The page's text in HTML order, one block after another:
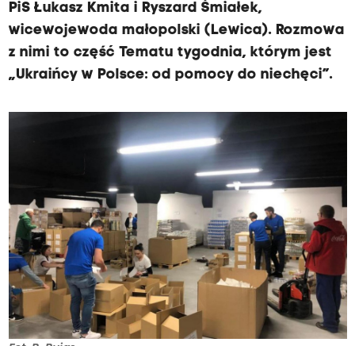
PiS Łukasz Kmita i Ryszard Śmiałek,
wicewojewoda małopolski (Lewica). Rozmowa
z nimi to część Tematu tygodnia, którym jest
„Ukraińcy w Polsce: od pomocy do niechęci”.